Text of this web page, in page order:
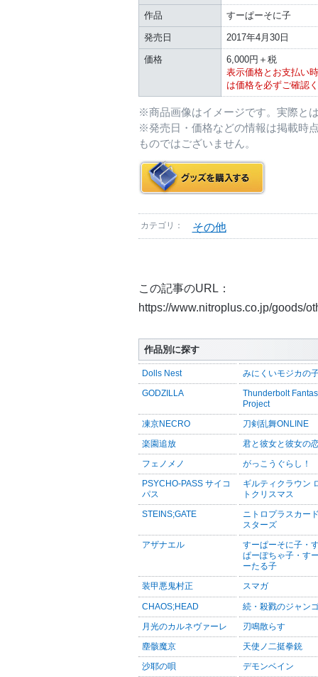
作品 すーぱーそに子
発売日 2017年4月30日
価格
6,000円＋税
表示価格とお支払い
は価格を必ずご確認
※商品画像はイメージです。実際と
※発売日・価格などの情報は掲載時
ものではございません。
カテゴリ： その他
この記事のURL：
https://www.nitroplus.co.jp/goods/
作品別に探す
Dolls Nest みにくいモジカの
GODZILLA
Thunderbolt
Project
凍京NECRO 刀剣乱舞ONLINE
楽園追放 君と彼女と彼女の
フェノメノ がっこうぐらし！
PSYCHO-PASS サイコ
パス
ギルティクラウン
トクリスマス
STEINS;GATE
ニトロプラスカー
スターズ
アザナエル
すーぱーそに子・
ぱーぽちゃ子・す
ーたる子
装甲悪鬼村正 スマガ
CHAOS;HEAD 続・殺戮のジャン
月光のカルネヴァーレ 刃鳴散らす
塵骸魔京 天使ノ二挺拳銃
沙耶の唄 デモンベイン